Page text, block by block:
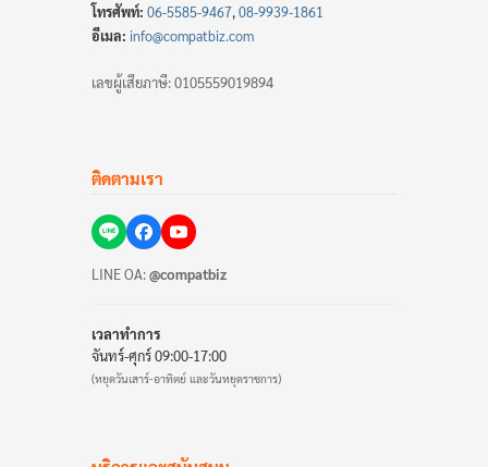
โทรศัพท์: 06-5585-9467,08-9939-1861
อีเมล: info@compatbiz.com
เลขผู้เสียภาษี: 0105559019894
ติดตามเรา
LINE OA:@compatbiz
เวลาทำการ
จันทร์-ศุกร์ 09:00-17:00
(หยุดวันเสาร์-อาทิตย์ และวันหยุดราชการ)